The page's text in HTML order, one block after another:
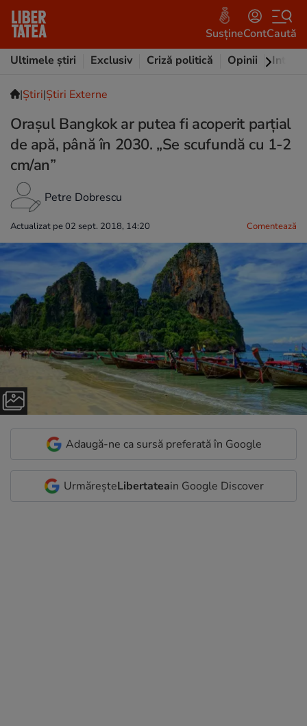
SusțineContCaută
Ultimele știri
Exclusiv Criză politică Opinii
|Ştiri|Știri Externe
Orașul Bangkok ar putea fi acoperit parţial
de apă, până în 2030. „Se scufundă cu 1-2
cm/an”
Petre Dobrescu
Actualizat pe 02 sept. 2018, 14:20 Comentează
Adaugă-ne ca sursă preferată în Google
UrmăreșteLibertateain Google Discover